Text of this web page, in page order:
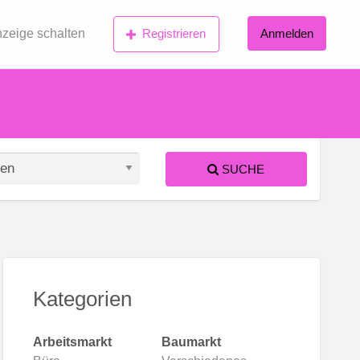
schalten Registrieren Anmelden
SUCHE
Kategorien
Arbeitsmarkt
Baumarkt